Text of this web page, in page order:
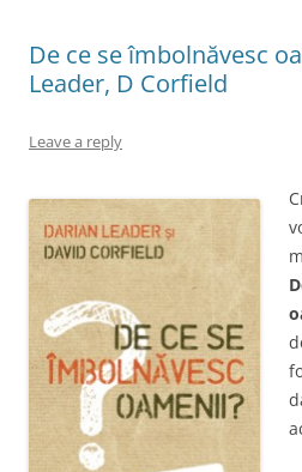
De ce se îmbolnăvesc
Leader, D Corfield
Leave a reply